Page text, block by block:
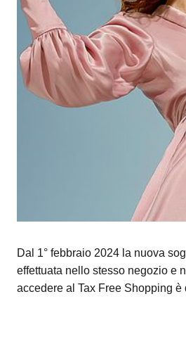
Dal 1° febbraio 2024 la nuova
effettuata nello stesso negozio e
accedere al Tax Free Shopping è